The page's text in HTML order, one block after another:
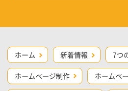
ホーム 新着情報 7つ
ホームページ制作 ホームペ